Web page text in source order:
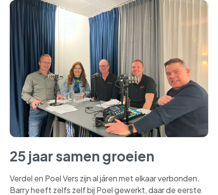
25 jaar samen groeien
Verdel en Poel Vers zijn al járen met elkaar verbonden.
Barry heeft zelfs zelf bij Poel gewerkt, daar de eerste